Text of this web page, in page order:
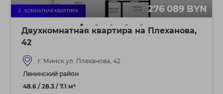
2 - КОМНАТНАЯ КВАРТИРА 276 089 BYN
Двухкомнатная квартира на Плеханова,
42
г. Минск ул. Плеханова, 42
Ленинский район
48.6 / 28.3 / 7.1 м²